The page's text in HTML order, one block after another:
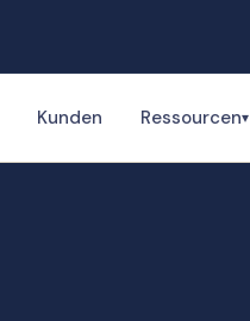
Kunden Ressourcen▾